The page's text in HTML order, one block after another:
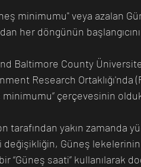
minimumu" veya azalan
her döngünün
Baltimore County
Research Ortaklığı'nda
minimumu” çerçevesinin
tarafından yakın zamanda
değişikliğin, Güneş lekelerinin
“Güneş saati” kullanılarak